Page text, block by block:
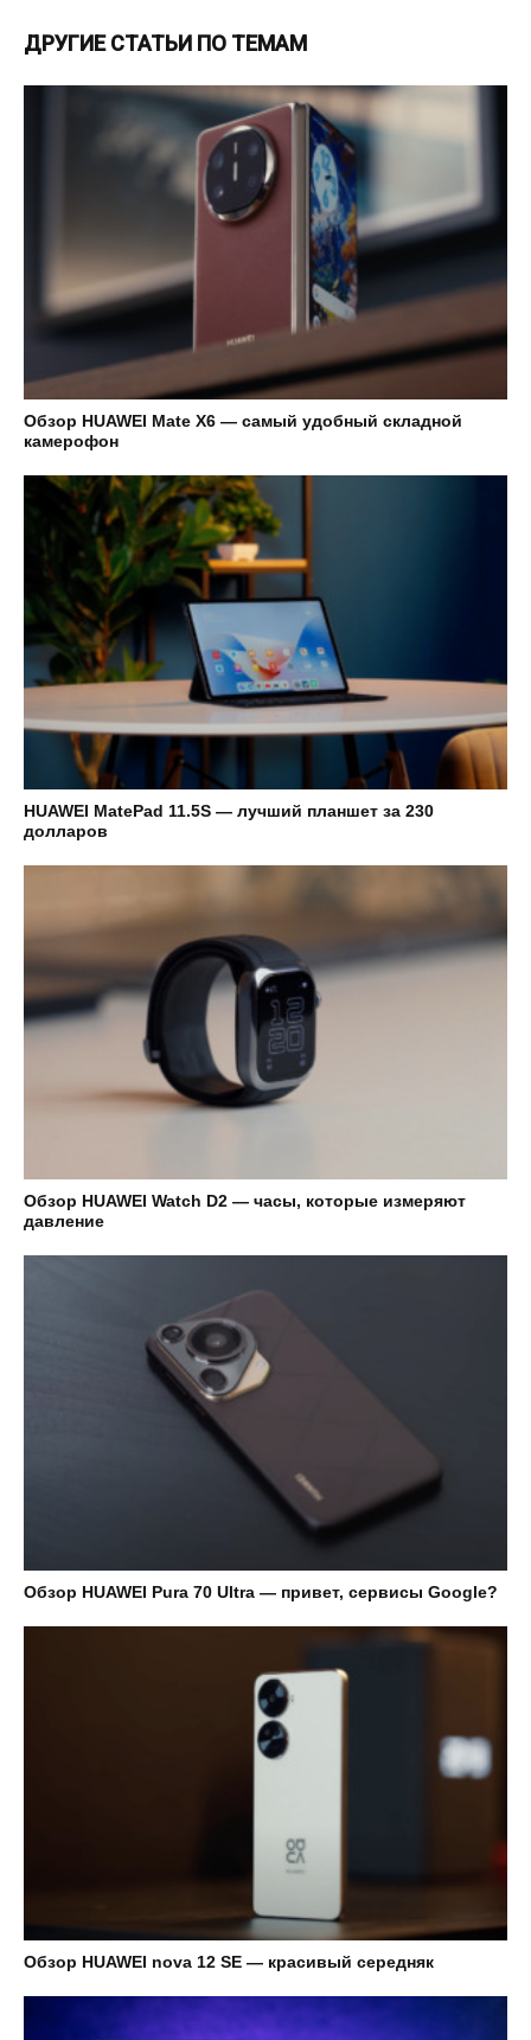
ДРУГИЕ СТАТЬИ ПО ТЕМАМ
Обзор HUAWEI Mate X6 — самый удобный складной
камерофон
HUAWEI MatePad 11.5S — лучший планшет за 230
долларов
Обзор HUAWEI Watch D2 — часы, которые измеряют
давление
Обзор HUAWEI Pura 70 Ultra — привет, сервисы Google?
Обзор HUAWEI nova 12 SE — красивый середняк